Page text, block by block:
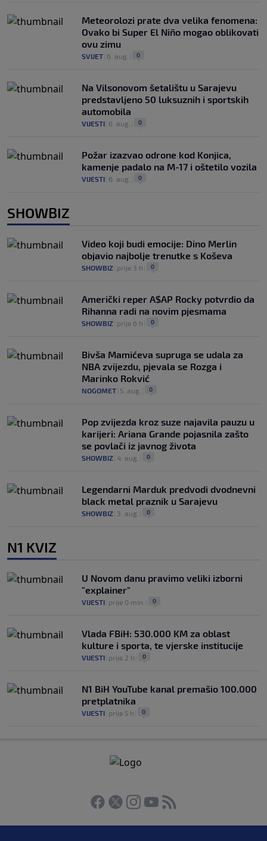
Meteorolozi prate dva velika fenomena:
Ovako bi Super El Niño mogao oblikovati
ovu zimu
SVIJET 6. aug. 0
Na Vilsonovom šetalištu u Sarajevu
predstavljeno 50 luksuznih i sportskih
automobila
VIJESTI 6. aug. 0
Požar izazvao odrone kod Konjica,
kamenje padalo na M-17 i oštetilo vozila
VIJESTI 6. aug. 0
SHOWBIZ
Video koji budi emocije: Dino Merlin
objavio najbolje trenutke s Koševa
SHOWBIZ prije 3 h 0
Američki reper A$AP Rocky potvrdio da
Rihanna radi na novim pjesmama
SHOWBIZ prije 6 h 0
Bivša Mamićeva supruga se udala za
NBA zvijezdu, pjevala se Rozga i
Marinko Rokvić
NOGOMET 5. aug. 0
Pop zvijezda kroz suze najavila pauzu u
karijeri: Ariana Grande pojasnila zašto
se povlači iz javnog života
SHOWBIZ 4. aug. 0
Legendarni Marduk predvodi dvodnevni
black metal praznik u Sarajevu
SHOWBIZ 3. aug. 0
N1 KVIZ
U Novom danu pravimo veliki izborni
"explainer"
VIJESTI prije 0 min. 0
Vlada FBiH: 530.000 KM za oblast
kulture i sporta, te vjerske institucije
VIJESTI prije 2 h 0
N1 BiH YouTube kanal premašio 100.000
pretplatnika
VIJESTI prije 5 h 0